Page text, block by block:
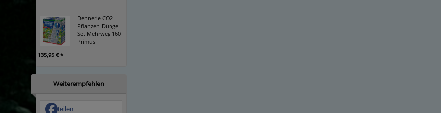
Dennerle CO2
Pflanzen-Dünge-
Set Mehrweg 160
Primus
135,95 € *
Weiterempfehlen
teilen